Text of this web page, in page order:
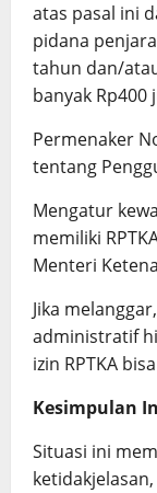
atas pasal ini
pidana
tahun dan/
banyak Rp400
Permenaker
tentang
Mengatur
memiliki
Menteri
Jika
administratif
izin RPTKA
Kesimpulan
Situasi ini